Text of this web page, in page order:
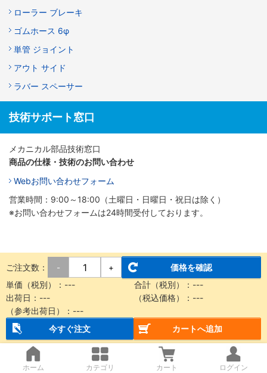
ローラー ブレーキ
ゴムホース 6φ
単管 ジョイント
アウト サイド
ラバー スペーサー
技術サポート窓口
メカニカル部品技術窓口
商品の仕様・技術のお問い合わせ
Webお問い合わせフォーム
営業時間：9:00～18:00（土曜日・日曜日・祝日は除く）
※お問い合わせフォームは24時間受付しております。
ご注文数： - +
価格を確認
単価（税別）： --- 合計（税別）： ---
出荷日： --- （税込価格）： ---
（参考出荷日）： ---
今すぐ注文
カートへ追加
ホーム カテゴリ カート ログイン